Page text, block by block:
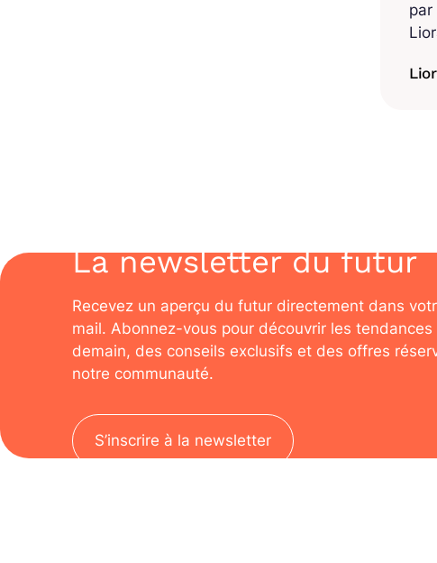
par
La newsletter du futur
Recevez un aperçu du futur directement dans
mail. Abonnez-vous pour découvrir les tendances
demain, des conseils exclusifs et des offres
notre communauté.
S’inscrire à la newsletter